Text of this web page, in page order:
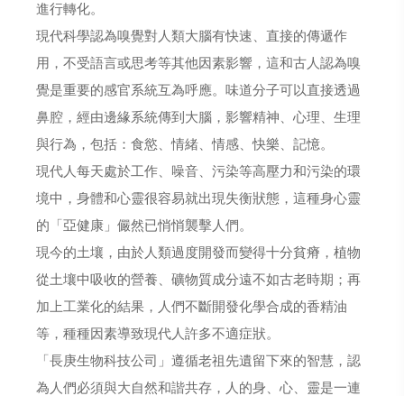
進行轉化。
現代科學認為嗅覺對人類大腦有快速、直接的傳遞作
用，不受語言或思考等其他因素影響，這和古人認為嗅
覺是重要的感官系統互為呼應。味道分子可以直接透過
鼻腔，經由邊緣系統傳到大腦，影響精神、心理、生理
與行為，包括：食慾、情緒、情感、快樂、記憶。
現代人每天處於工作、噪音、污染等高壓力和污染的環
境中，身體和心靈很容易就出現失衡狀態，這種身心靈
的「亞健康」儼然已悄悄襲擊人們。
現今的土壤，由於人類過度開發而變得十分貧瘠，植物
從土壤中吸收的營養、礦物質成分遠不如古老時期；再
加上工業化的結果，人們不斷開發化學合成的香精油
等，種種因素導致現代人許多不適症狀。
「長庚生物科技公司」遵循老祖先遺留下來的智慧，認
為人們必須與大自然和諧共存，人的身、心、靈是一連